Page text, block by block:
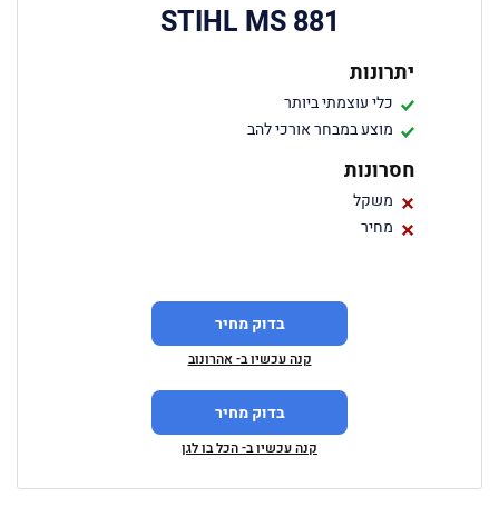
STIHL MS 881
יתרונות
כלי עוצמתי ביותר
מוצע במבחר אורכי להב
חסרונות
משקל
מחיר
בדוק מחיר
קנה עכשיו ב- אהרונוב
בדוק מחיר
קנה עכשיו ב- הכל בו לגן